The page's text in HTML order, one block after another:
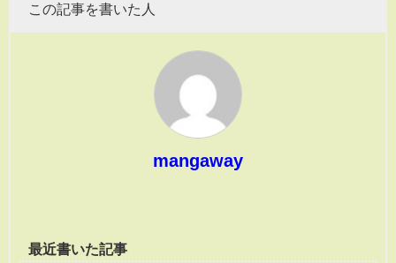
この記事を書いた人
mangaway
最近書いた記事